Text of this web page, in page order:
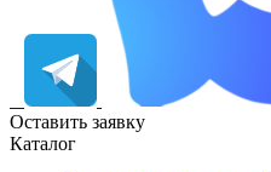
Оставить заявку
Каталог